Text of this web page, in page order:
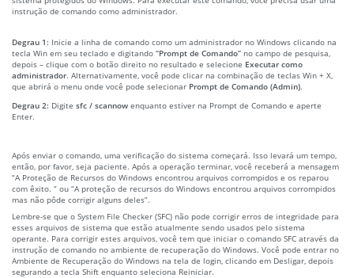
instrução de comando como administrador.
Degrau 1: Inicie a linha de comando como um administrador no Windows clicando na
tecla Win em seu teclado e digitando “Prompt de Comando” no campo de pesquisa,
depois – clique com o botão direito no resultado e selecione Executar como
administrador. Alternativamente, você pode clicar na combinação de teclas Win + X,
que abrirá o menu onde você pode selecionar Prompt de Comando (Admin).
Degrau 2: Digite sfc / scannow enquanto estiver na Prompt de Comando e aperte
Enter.
Após enviar o comando, uma verificação do sistema começará. Isso levará um tempo,
então, por favor, seja paciente. Após a operação terminar, você receberá a mensagem
“A Proteção de Recursos do Windows encontrou arquivos corrompidos e os reparou
com êxito. “ ou “A proteção de recursos do Windows encontrou arquivos corrompidos
mas não pôde corrigir alguns deles”.
Lembre-se que o System File Checker (SFC) não pode corrigir erros de integridade para
esses arquivos de sistema que estão atualmente sendo usados pelo sistema
operante. Para corrigir estes arquivos, você tem que iniciar o comando SFC através da
instrução de comando no ambiente de recuperação do Windows. Você pode entrar no
Ambiente de Recuperação do Windows na tela de login, clicando em Desligar, depois
segurando a tecla Shift enquanto seleciona Reiniciar.